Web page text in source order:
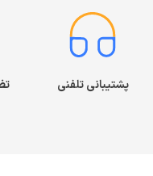
پشتیبانی تلفنی